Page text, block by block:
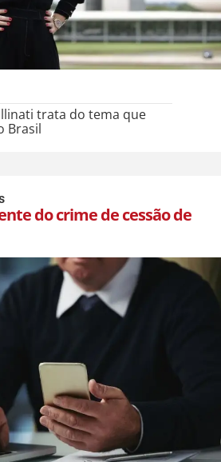
trata do tema que
Brasil
do crime de cessão de